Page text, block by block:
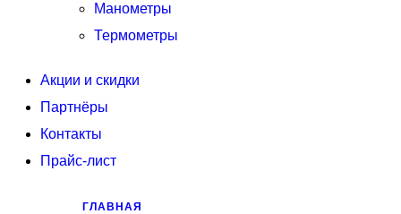
Манометры
Термометры
Акции и скидки
Партнёры
Контакты
Прайс-лист
ГЛАВНАЯ